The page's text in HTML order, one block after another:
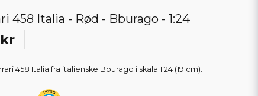
458 Italia - Rød - Bburago - 1:24
458 Italia fra italienske Bburago i skala 1:24 (19 cm).